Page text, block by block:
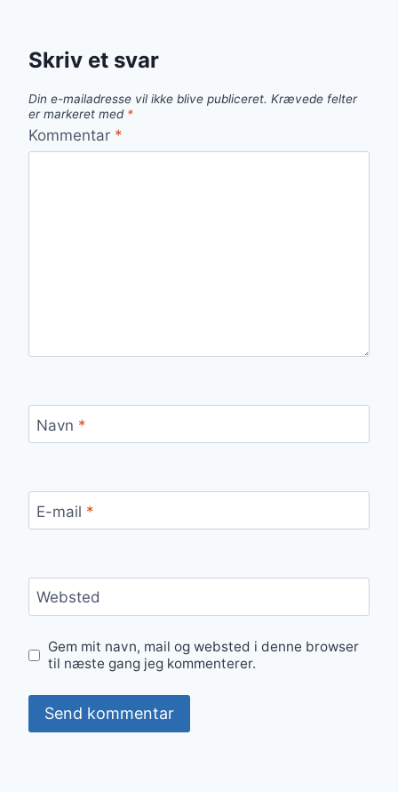
Skriv et svar
Din e-mailadresse vil ikke blive publiceret. Krævede felter
er markeret med *
Kommentar *
Navn *
E-mail *
Websted
Gem mit navn, mail og websted i denne browser
til næste gang jeg kommenterer.